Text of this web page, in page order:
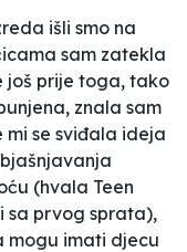
išli smo na
sam zatekla
još prije toga, tako
znala sam
mi se sviđala ideja
(hvala Teen
sa prvog sprata),
mogu imati djecu